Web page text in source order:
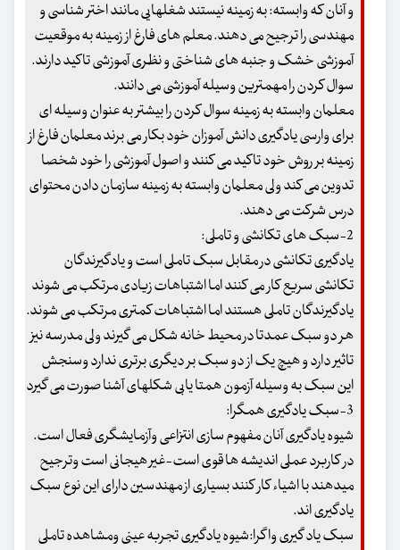
و آنان که وابسته: به زمینه نیستند شغلهایی مانند اختر شناسی و
مهندسی را ترجیح می دهند. معلم های فارغ از زمینه به موقعیت
آموزشی خشک و جنبه های شناختی و نظری آموزشی تاکید دارند.
سوال کردن را مهمترین وسیله آموزشی می دانند.
معلمان وابسته به زمینه سوال کردن را بیشتر به عنوان وسیله ای
برای وارسی یادگیری دانش آموزان خود بکار می برند معلمان فارغ از
زمینه بر روش خود تاکید می کنند و اصول آموزشی را خود شخصا
تدوین می کند ولی معلمان وابسته به زمینه سازمان دادن محتوای
درس شرکت می دهند.
2-سبک های تکانشی و تاملی:
یادگیری تکانشی در مقابل سبک تاملی است و یادگیرندگان
تکانشی سریع کار می کنند اما اشتباهات زیادی مرتکب می شوند
یادگیرندگان تاملی هستند اما اشتباهات کمتری مرتکب می شوند.
هر دو سبک عمدتا در محیط خانه شکل می گیرند ولی مدرسه نیز
تاثیر دارد و هیچ یک از دو سبک بر دیگری برتری ندارد وسنجش
این سبک به وسیله آزمون همتا یابی شکلهای آشنا صورت می گیرد
3-سبک یادگیری همگرا:
شیوه یادگیری آنان مفهوم سازی انتزاعی وآزمایشگری فعال است.
در کاربرد عملی اندیشه ها قوی است-غیر هیجانی است وترجیح
میدهند با اشیاء کار کنند بسیاری از مهندسین دارای این نوع سبک
یادگیری اند.
سبک یاد گیری واگرا:شیوه یادگیری تجربه عینی ومشاهده تاملی